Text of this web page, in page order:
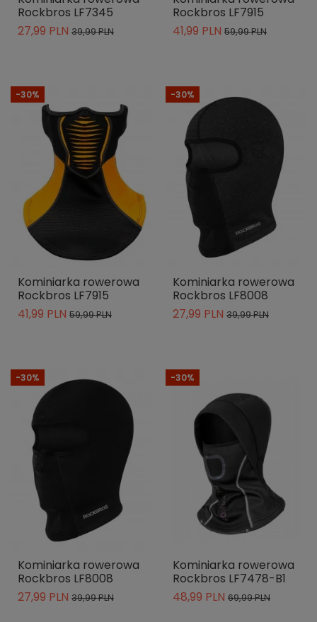
Rockbros LF7345
27,99 PLN 39,99 PLN
Rockbros LF7915
41,99 PLN 59,99 PLN
-30%
Kominiarka rowerowa
Rockbros LF7915
41,99 PLN 59,99 PLN
-30%
Kominiarka rowerowa
Rockbros LF8008
27,99 PLN 39,99 PLN
-30%
Kominiarka rowerowa
Rockbros LF8008
27,99 PLN 39,99 PLN
-30%
Kominiarka rowerowa
Rockbros LF7478-B1
48,99 PLN 69,99 PLN